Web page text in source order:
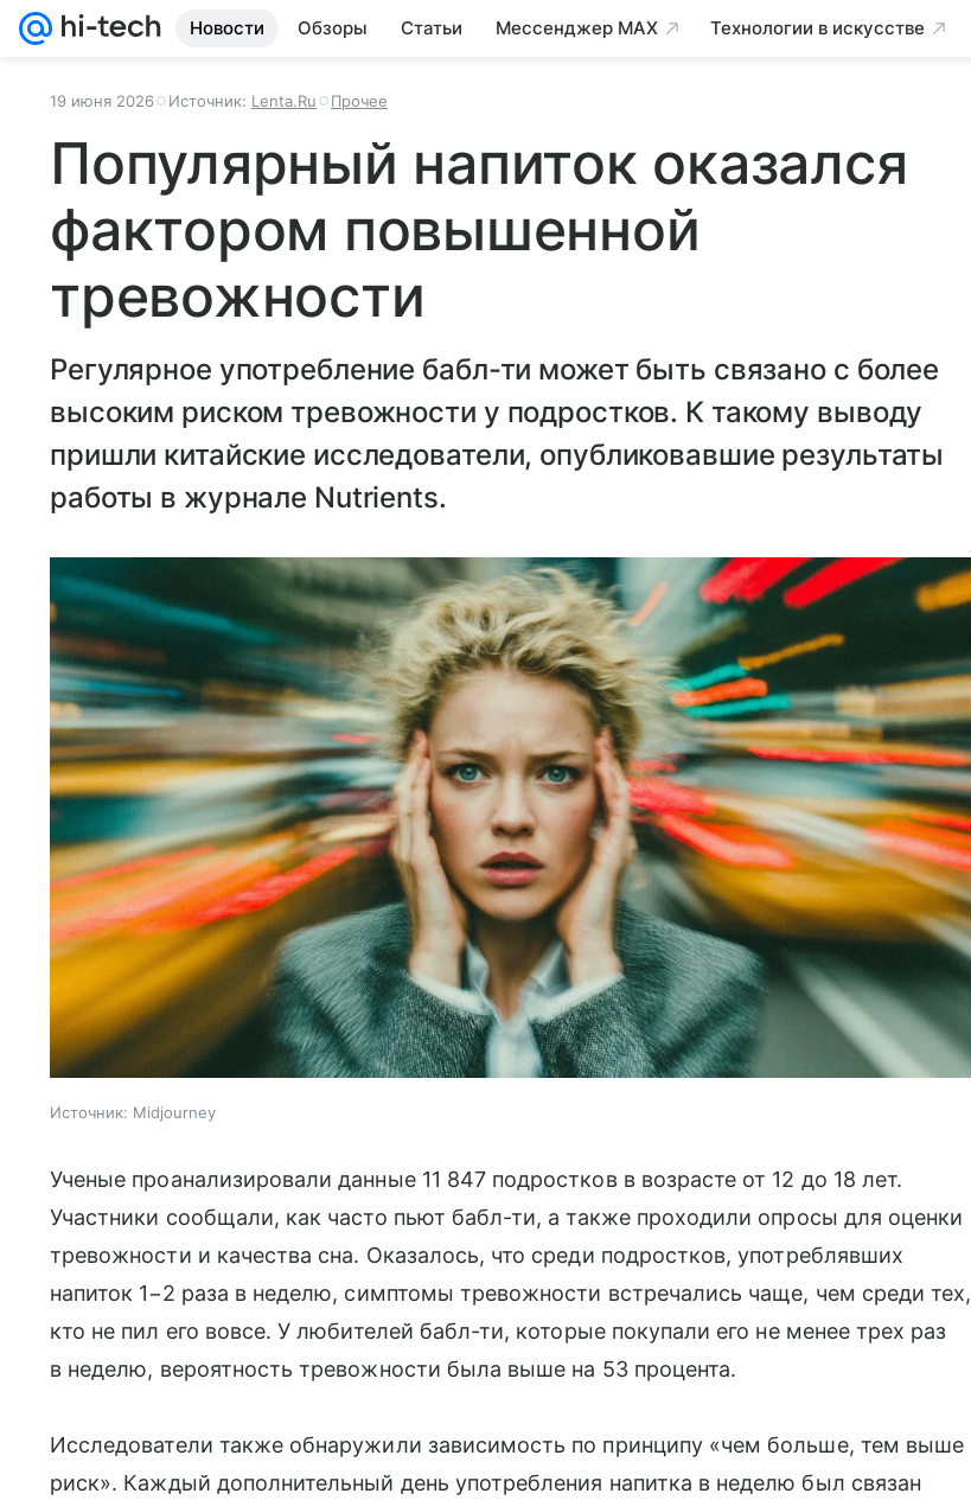
Новости Обзоры Статьи Мессенджер MAX Технологии в искусстве
19 июня 2026 Источник: Lenta.Ru Прочее
Популярный напиток оказался
фактором повышенной
тревожности
Регулярное употребление бабл-ти может быть связано с более
высоким риском тревожности у подростков. К такому выводу
пришли китайские исследователи, опубликовавшие результаты
работы в журнале Nutrients.
Источник: Midjourney
Ученые проанализировали данные 11 847 подростков в возрасте от 12 до 18 лет.
Участники сообщали, как часто пьют бабл-ти, а также проходили опросы для оценки
тревожности и качества сна. Оказалось, что среди подростков, употреблявших
напиток 1−2 раза в неделю, симптомы тревожности встречались чаще, чем среди тех,
кто не пил его вовсе. У любителей бабл-ти, которые покупали его не менее трех раз
в неделю, вероятность тревожности была выше на 53 процента.
Исследователи также обнаружили зависимость по принципу «чем больше, тем выше
риск». Каждый дополнительный день употребления напитка в неделю был связан